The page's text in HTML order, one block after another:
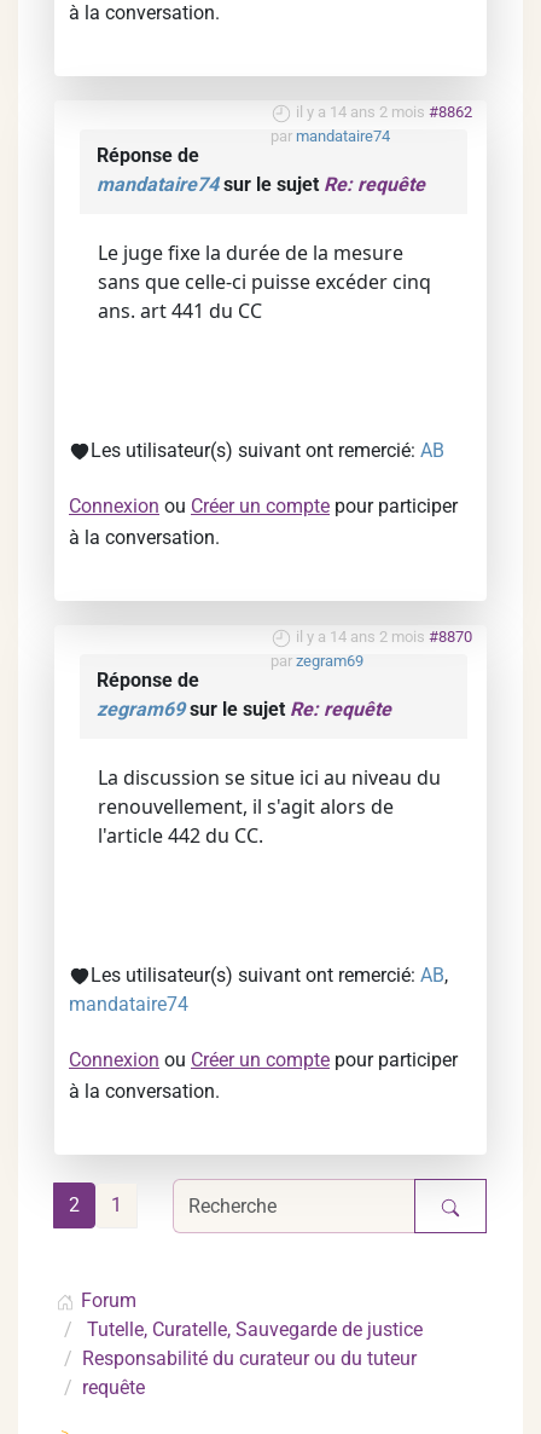
à la conversation.
il y a 14 ans 2 mois #8862
par mandataire74
Réponse de
mandataire74sur le sujet Re: requête
Le juge fixe la durée de la mesure
sans que celle-ci puisse excéder cinq
ans. art 441 du CC
Les utilisateur(s) suivant ont remercié: AB
Connexion ou Créer un compte pour participer
à la conversation.
il y a 14 ans 2 mois #8870
par zegram69
Réponse de
zegram69sur le sujet Re: requête
La discussion se situe ici au niveau du
renouvellement, il s'agit alors de
l'article 442 du CC.
Les utilisateur(s) suivant ont remercié: AB,
mandataire74
Connexion ou Créer un compte pour participer
à la conversation.
1
2
Forum
Tutelle, Curatelle, Sauvegarde de justice
Responsabilité du curateur ou du tuteur
requête